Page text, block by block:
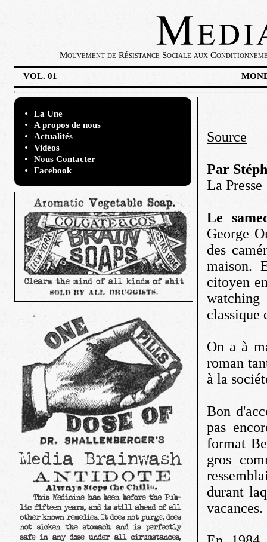
Mouvement de Résistance Sociale aux
VOL. 01
La Une
A propos de nous
Actualités
Vidéos
Nous Contacter
Facebook
Source
Par
La Presse
Le
George
des
maison.
citoyen
watching
classique
On a à
roman
à la
Bon
pas
format
gros
durant